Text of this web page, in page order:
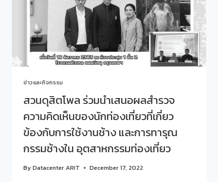
โครงการ
G-
GREEN
ระบบ
ออนไลน์
“การ
ส่ง
การ
ผลิต
การ
บริการ
และ
การ
บริโภค
ที่
มิตร
ข่าวและกิจกรรม
สวนดุสิตโพล ร่วมนำเสนอผลสำรวจ
ความคิดเห็นของนักท่องเที่ยวที่เกี่ยว
ข้องกับการใช้งานช้าง และการทารุณ
กรรมช้างใน อุตสาหกรรมท่องเที่ยว
ByDatacenter ARIT
December 17, 2022